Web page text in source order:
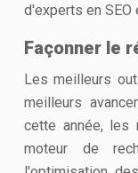
d'experts en SEO
Façonner le
Les meilleurs
meilleurs
cette année, les
moteur de